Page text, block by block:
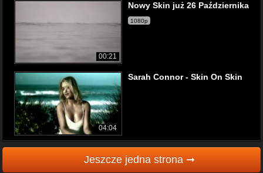
00:21
Nowy Skin już 26 Października
1080p
04:04
Sarah Connor - Skin On Skin
Jeszcze jedna strona ➞